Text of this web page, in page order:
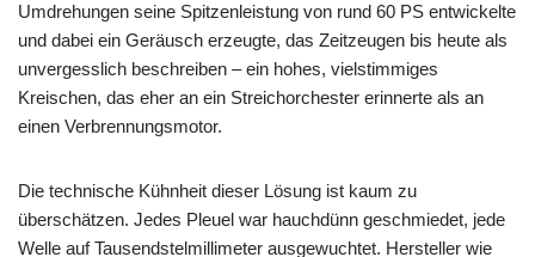
Umdrehungen seine Spitzenleistung von rund 60 PS entwickelte
und dabei ein Geräusch erzeugte, das Zeitzeugen bis heute als
unvergesslich beschreiben – ein hohes, vielstimmiges
Kreischen, das eher an ein Streichorchester erinnerte als an
einen Verbrennungsmotor.
Die technische Kühnheit dieser Lösung ist kaum zu
überschätzen. Jedes Pleuel war hauchdünn geschmiedet, jede
Welle auf Tausendstelmillimeter ausgewuchtet. Hersteller wie